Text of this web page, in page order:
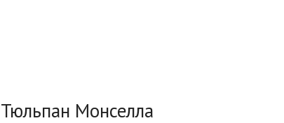
Тюльпан Монселла